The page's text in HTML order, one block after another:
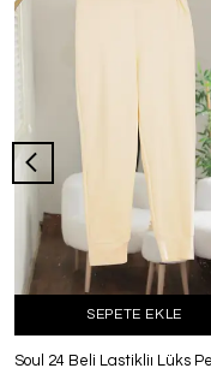
SEPETE EKLE